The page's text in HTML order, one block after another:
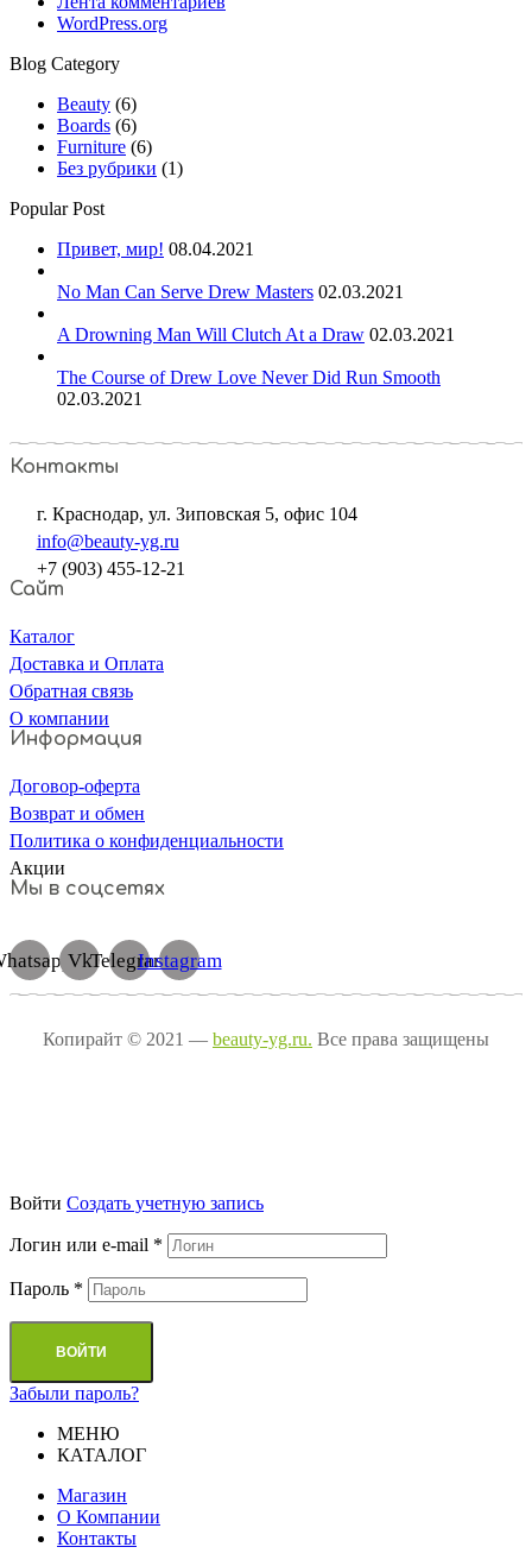
WordPress.org
Blog Category
Beauty (6)
Boards (6)
Furniture (6)
Без рубрики (1)
Popular Post
Привет, мир! 08.04.2021
No Man Can Serve Drew Masters 02.03.2021
A Drowning Man Will Clutch At a Draw 02.03.2021
The Course of Drew Love Never Did Run Smooth
02.03.2021
Контакты
г. Краснодар, ул. Зиповская 5, офис 104
info@beauty-yg.ru
+7 (903) 455-12-21
Сайт
Каталог
Доставка и Оплата
Обратная связь
О компании
Информация
Договор-оферта
Возврат и обмен
Политика о конфиденциальности
Акции
Мы в соцсетях
VkTelegramInstagram
Копирайт © 2021 — beauty-yg.ru. Все права защищены
Войти Cоздать учетную запись
Логин или e-mail *
Пароль *
ВОЙТИ
Забыли пароль?
МЕНЮ
КАТАЛОГ
Магазин
О Компании
Контакты